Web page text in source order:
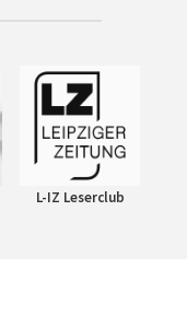
L-IZ Leserclub